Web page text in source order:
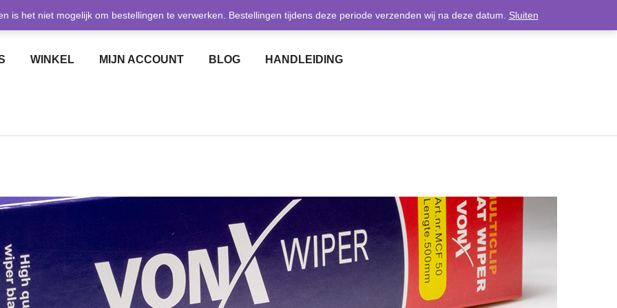
GRATIS VERZENDING BIJ BESTEDING VANAF € 50,-
WINKEL MIJN ACCOUNT BLOG HANDLEIDING
is het niet mogelijk om bestellingen te verwerken. Bestellingen tijdens deze periode verzenden wij na deze datum. Sluiten